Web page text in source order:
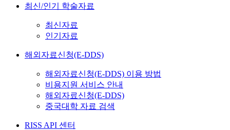
최신/인기 학술자료
최신자료
인기자료
해외자료신청(E-DDS)
해외자료신청(E-DDS) 이용 방법
비용지원 서비스 안내
해외자료신청(E-DDS)
중국대학 자료 검색
RISS API 센터